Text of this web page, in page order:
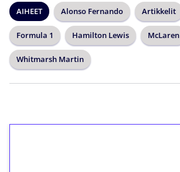
AIHEET Alonso Fernando Artikkelit
Formula 1 Hamilton Lewis McLaren
Whitmarsh Martin